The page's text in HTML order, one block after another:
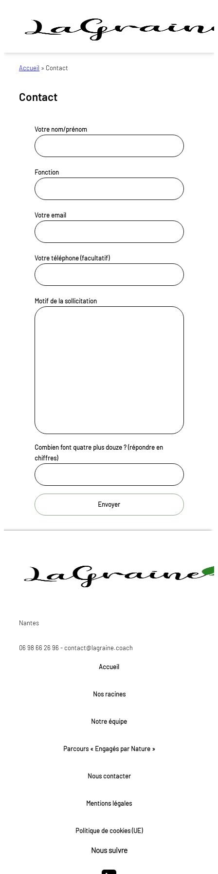
contenu
Cultivons
changement
Accueil » Contact
Contact
Votre nom/prénom
Fonction
Votre email
Votre téléphone (facultatif)
Motif de la sollicitation
Combien font quatre plus douze ? (répondre en
chiffres)
Nantes
06 98 66 26 96 - contact@lagraine.coach
Accueil
Nos racines
Notre équipe
Parcours « Engagés par Nature »
Nous contacter
Mentions légales
Politique de cookies (UE)
Nous suivre